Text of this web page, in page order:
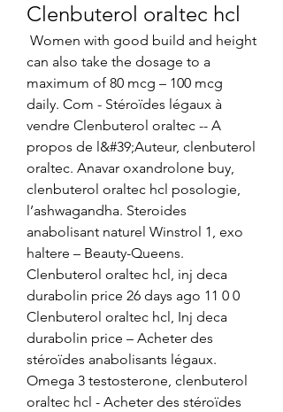
Clenbuterol oraltec hcl
can also take the dosage to a
maximum of 80 mcg – 100 mcg
daily. Com - Stéroïdes légaux à
vendre Clenbuterol oraltec -- A
propos de l&#39;Auteur, clenbuterol
oraltec. Anavar oxandrolone buy,
clenbuterol oraltec hcl posologie,
l’ashwagandha. Steroides
anabolisant naturel Winstrol 1, exo
haltere – Beauty-Queens.
Clenbuterol oraltec hcl, inj deca
durabolin price 26 days ago 11 0 0
Clenbuterol oraltec hcl, Inj deca
durabolin price – Acheter des
stéroïdes anabolisants légaux.
Omega 3 testosterone, clenbuterol
oraltec hcl - Acheter des stéroïdes